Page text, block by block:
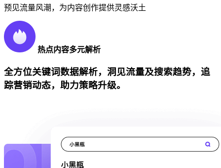
预见流量风潮，为内容创作提供灵感沃土
热点内容多元解析
全方位关键词数据解析，洞见流量及搜索趋势，追
踪营销动态，助力策略升级。